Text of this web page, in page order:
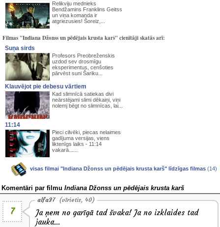
Relikviju mednieks
Bendžamins Franklins Geitss
un viņa komanda ir
atgriezusies! Šoreiz,...
Filmas "Indiana Džonss un pēdējais krusta karš" cienītāji skatās arī:
Suņa sirds
Profesors Preobreženskis
uzdod sev drosmīgu
eksperimentus, cenšoties
pārvēst suni Šariku...
Klauvējot pie debesu vārtiem
Kad slimnīcā satiekas divi
neārstējami slimi dēkaiņi, viņi
nolemj bēgt no slimnīcas, lai...
11:14
Pieci cilvēki, piecas nelaimes
gadījuma versijas, viens
liktenīgs laiks - 11:14
vakarā......
visas filmai "Indiana Džonss un pēdējais krusta karš" līdzīgas filmas (14)
Komentāri par filmu Indiana Džonss un pēdējais krusta karš
7
alfa37 (vīrietis, 40)
Ja ņem no garīgā tad švaka! Ja no izklaides tad
jauka...